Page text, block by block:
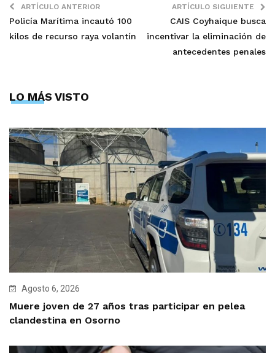
ARTÍCULO ANTERIOR
Policía Marítima incautó 100
kilos de recurso raya volantín
ARTÍCULO SIGUIENTE
CAIS Coyhaique busca
incentivar la eliminación de
antecedentes penales
LO MÁS VISTO
Agosto 6, 2026
Muere joven de 27 años tras participar en pelea
clandestina en Osorno